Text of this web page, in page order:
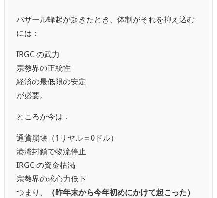
バザール蜂起が起きたとき、体制がそれを抑え込む
には：
IRGC の武力
宗教界の正統性
経済の最低限の安定
が必要。
ところが今は：
通貨崩壊（1リヤル＝0ドル）
港湾封鎖で物流停止
IRGC の資金枯渇
宗教界の求心力低下
つまり、
（昨年末から今年初めにかけて起こった）